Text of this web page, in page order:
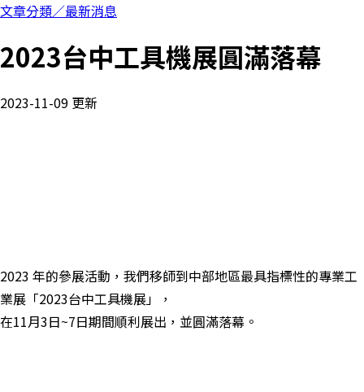
文章分類／最新消息
2023台中工具機展圓滿落幕
2023-11-09 更新
2023 年的參展活動， 我們移師到中部地區最具指標性的專業工
業展「2023台中工具機展」，
在11月3日~7日期間順利展出，並圓滿落幕。